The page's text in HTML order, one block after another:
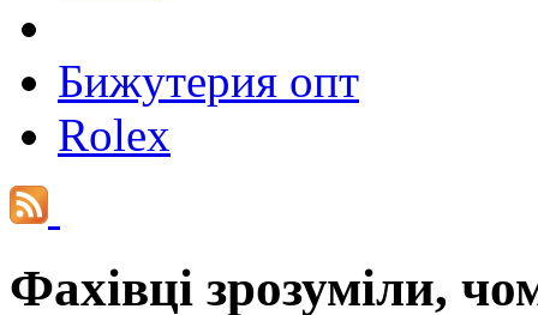
Бижутерия опт
Rolex
Фахівці зрозуміли,